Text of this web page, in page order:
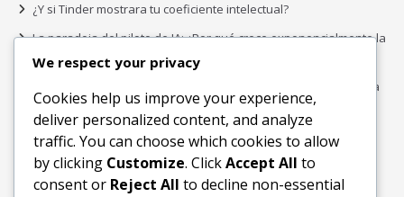
¿Y si Tinder mostrara tu coeficiente intelectual?
La paradoja del piloto de IA: ¿Por qué crece exponencialmente la
complejidad de la IA empresarial?
Los organigramas de marketing se crearon para los canales. La
IA acaba de dejarlos obsoletos.
Buscar
Buscar
We respect your privacy
Cookies help us improve your experience,
deliver personalized content, and analyze
traffic. You can choose which cookies to allow
by clicking Customize. ClickAccept All to
consent or Reject All to decline non-essential